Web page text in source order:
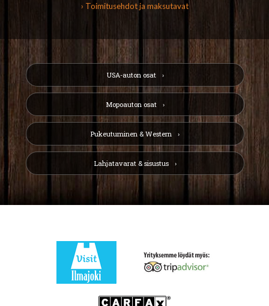
› Toimitusehdot ja maksutavat
USA-auton osat
Mopoauton osat
Pukeutuminen & Western
Lahjatavarat & sisustus